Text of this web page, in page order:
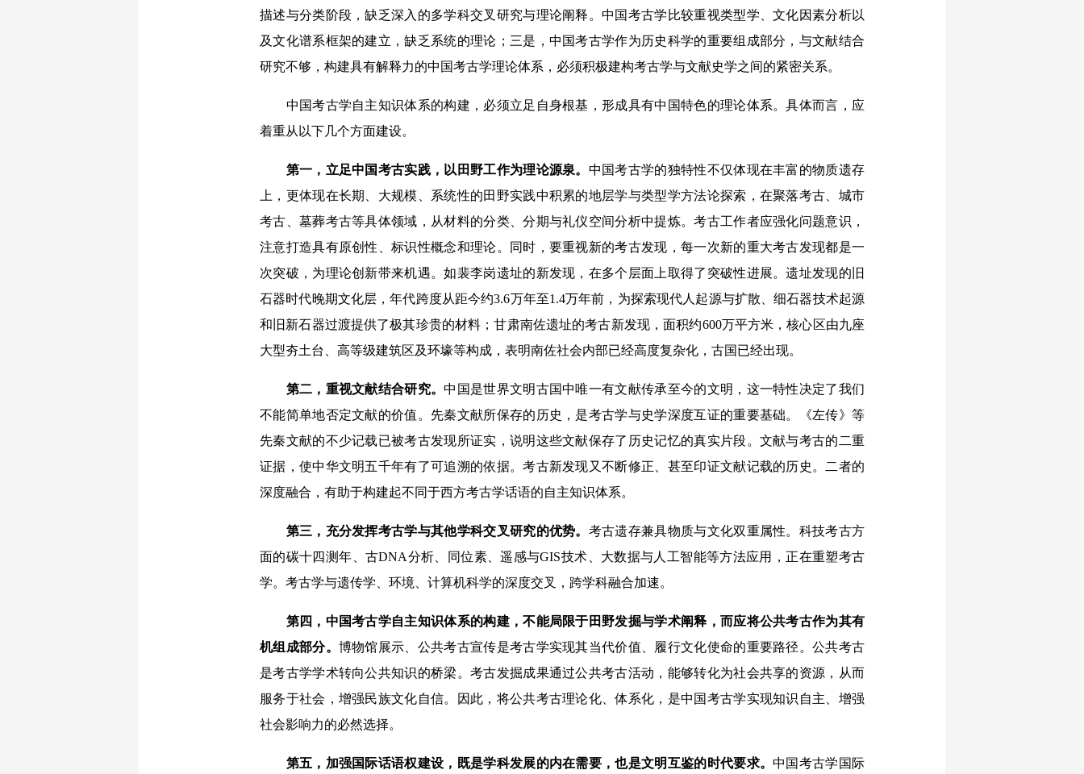
描述与分类阶段，缺乏深入的多学科交叉研究与理论阐释。中国考古学比较重视类型学、文化因素分析以
及文化谱系框架的建立，缺乏系统的理论；三是，中国考古学作为历史科学的重要组成部分，与文献结合
研究不够，构建具有解释力的中国考古学理论体系，必须积极建构考古学与文献史学之间的紧密关系。
中国考古学自主知识体系的构建，必须立足自身根基，形成具有中国特色的理论体系。具体而言，应
着重从以下几个方面建设。
第一，立足中国考古实践，以田野工作为理论源泉。 中国考古学的独特性不仅体现在丰富的物质遗存
上，更体现在长期、大规模、系统性的田野实践中积累的地层学与类型学方法论探索，在聚落考古、城市
考古、墓葬考古等具体领域，从材料的分类、分期与礼仪空间分析中提炼。考古工作者应强化问题意识，
注意打造具有原创性、标识性概念和理论。同时，要重视新的考古发现，每一次新的重大考古发现都是一
次突破，为理论创新带来机遇。如裴李岗遗址的新发现，在多个层面上取得了突破性进展。遗址发现的旧
石器时代晚期文化层，年代跨度从距今约3.6万年至1.4万年前，为探索现代人起源与扩散、细石器技术起源
和旧新石器过渡提供了极其珍贵的材料；甘肃南佐遗址的考古新发现，面积约600万平方米，核心区由九座
大型夯土台、高等级建筑区及环壕等构成，表明南佐社会内部已经高度复杂化，古国已经出现。
第二，重视文献结合研究。中国是世界文明古国中唯一有文献传承至今的文明，这一特性决定了我们
不能简单地否定文献的价值。先秦文献所保存的历史，是考古学与史学深度互证的重要基础。《左传》等
先秦文献的不少记载已被考古发现所证实，说明这些文献保存了历史记忆的真实片段。文献与考古的二重
证据，使中华文明五千年有了可追溯的依据。考古新发现又不断修正、甚至印证文献记载的历史。二者的
深度融合，有助于构建起不同于西方考古学话语的自主知识体系。
第三，充分发挥考古学与其他学科交叉研究的优势。 考古遗存兼具物质与文化双重属性。科技考古方
面的碳十四测年、古DNA分析、同位素、遥感与GIS技术、大数据与人工智能等方法应用，正在重塑考古
学。考古学与遗传学、环境、计算机科学的深度交叉，跨学科融合加速。
第四，中国考古学自主知识体系的构建，不能局限于田野发掘与学术阐释，而应将公共考古作为其有
机组成部分。 博物馆展示、公共考古宣传是考古学实现其当代价值、履行文化使命的重要路径。公共考古
是考古学学术转向公共知识的桥梁。考古发掘成果通过公共考古活动，能够转化为社会共享的资源，从而
服务于社会，增强民族文化自信。因此，将公共考古理论化、体系化，是中国考古学实现知识自主、增强
社会影响力的必然选择。
第五，加强国际话语权建设，既是学科发展的内在需要，也是文明互鉴的时代要求。中国考古学国际